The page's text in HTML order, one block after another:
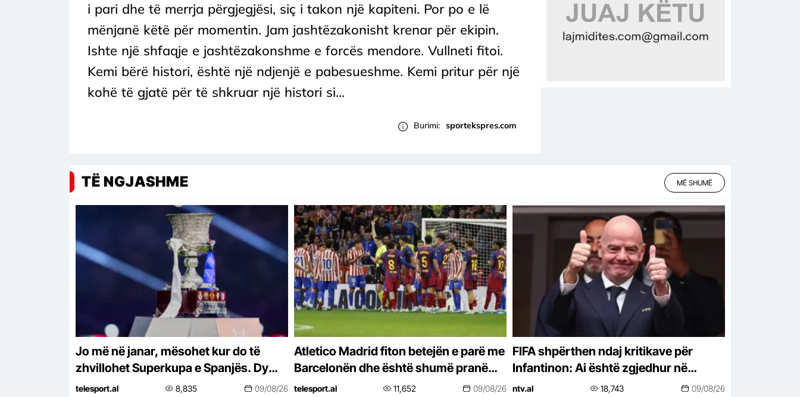
i pari dhe të merrja përgjegjësi, siç i takon një kapiteni. Por po e lë
mënjanë këtë për momentin. Jam jashtëzakonisht krenar për ekipin.
Ishte një shfaqje e jashtëzakonshme e forcës mendore. Vullneti fitoi.
Kemi bërë histori, është një ndjenjë e pabesueshme. Kemi pritur për një
kohë të gjatë për të shkruar një histori si...
Burimi: sportekspres.com
TË NGJASHME MË SHUMË
Jo më në janar, mësohet kur do të
zhvillohet Superkupa e Spanjës. Dy
vende favorite për të organizuar
telesport.al 8,835 09/08/26
Atletico Madrid fiton betejën e parë me
Barcelonën dhe është shumë pranë
zyrtarizimit të bujshëm
telesport.al 11,652 09/08/26
FIFA shpërthen ndaj kritikave për
Infantinon: Ai është zgjedhur në
mënyrë demokratike
ntv.al 18,743 09/08/26